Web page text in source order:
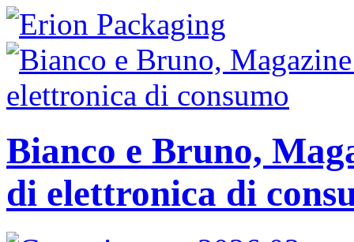
Bianco e Bruno,
di elettronica di